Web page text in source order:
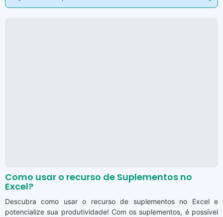
Como usar o recurso de Suplementos no
Excel?
Descubra como usar o recurso de suplementos no Excel e
potencialize sua produtividade! Com os suplementos, é possível